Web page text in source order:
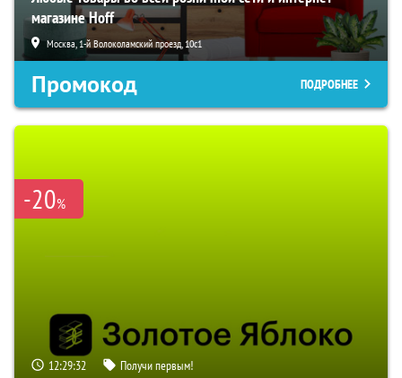
магазине Hoff
Москва, 1-й Волоколамский проезд, 10с1
Промокод ПОДРОБНЕЕ
-20%
12:29:31 Получи первым!